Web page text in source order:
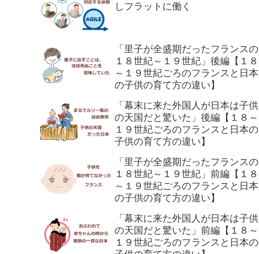
しフラットに働く
「里子が全盛期だったフランスの
１８世紀～１９世紀」後編【１８
～１９世紀ごろのフランスと日本
の子供の育て方の違い】
「幕末に来た外国人が日本は子供
の天国だと驚いた」後編【１８～
１９世紀ごろのフランスと日本の
子供の育て方の違い】
「里子が全盛期だったフランスの
１８世紀～１９世紀」前編【１８
～１９世紀ごろのフランスと日本
の子供の育て方の違い】
「幕末に来た外国人が日本は子供
の天国だと驚いた」前編【１８～
１９世紀ごろのフランスと日本の